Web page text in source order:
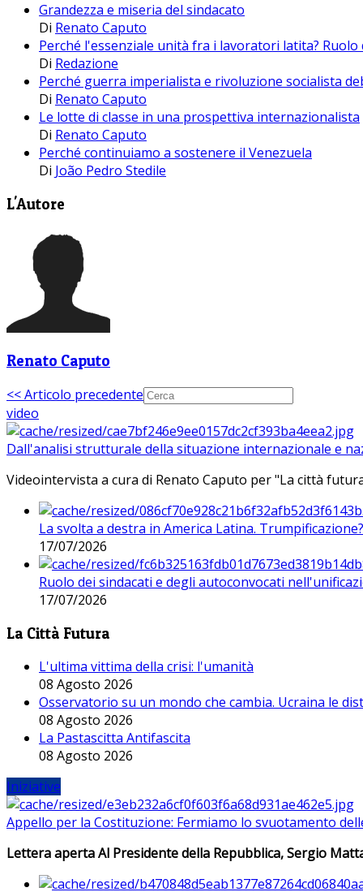
Grandezza e miseria del sindacato
Di Renato Caputo
Perché l'essenziale unità fra i lavoratori latita? Ruolo
Di Redazione
Perché guerra imperialista e rivoluzione socialista
Di Renato Caputo
Le lotte di classe in una prospettiva internazionalista
Di Renato Caputo
Perché continuiamo a sostenere il Venezuela
Di João Pedro Stedile
L'Autore
Renato Caputo
<< Articolo precedente
video
Dall'analisi strutturale della situazione internazionale e
Videointervista a cura di Renato Caputo per "La città
La svolta a destra in America Latina. Trumpificazione?
17/07/2026
Ruolo dei sindacati e degli autoconvocati
17/07/2026
La Città Futura
L'ultima vittima della crisi: l'umanità
08 Agosto 2026
Osservatorio su un mondo che cambia. Ucraina le
08 Agosto 2026
La Pastascitta Antifascita
08 Agosto 2026
Iniziative
Appello per la Costituzione: Fermiamo lo svuotamento
Lettera aperta Al Presidente della Repubblica, Sergio